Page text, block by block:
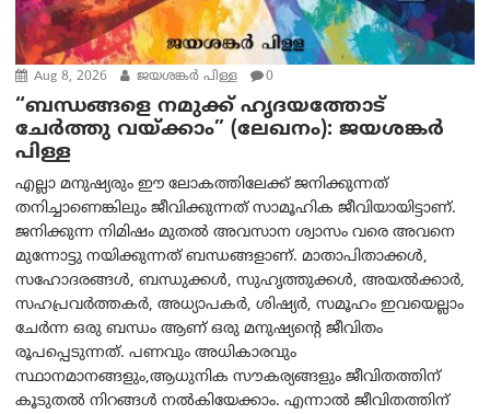
Aug 8, 2026 ജയശങ്കര്‍ പിള്ള 0
“ബന്ധങ്ങളെ നമുക്ക് ഹൃദയത്തോട്
ചേർത്തു വയ്ക്കാം” (ലേഖനം): ജയശങ്കര്‍
പിള്ള
എല്ലാ മനുഷ്യരും ഈ ലോകത്തിലേക്ക് ജനിക്കുന്നത്
തനിച്ചാണെങ്കിലും ജീവിക്കുന്നത് സാമൂഹിക ജീവിയായിട്ടാണ്.
ജനിക്കുന്ന നിമിഷം മുതൽ അവസാന ശ്വാസം വരെ അവനെ
മുന്നോട്ടു നയിക്കുന്നത് ബന്ധങ്ങളാണ്. മാതാപിതാക്കൾ,
സഹോദരങ്ങൾ, ബന്ധുക്കൾ, സുഹൃത്തുക്കൾ, അയൽക്കാർ,
സഹപ്രവർത്തകർ, അധ്യാപകർ, ശിഷ്യർ, സമൂഹം ഇവയെല്ലാം
ചേർന്ന ഒരു ബന്ധം ആണ് ഒരു മനുഷ്യന്റെ ജീവിതം
രൂപപ്പെടുന്നത്. പണവും അധികാരവും
സ്ഥാനമാനങ്ങളും,ആധുനിക സൗകര്യങ്ങളും ജീവിതത്തിന്
കൂടുതൽ നിറങ്ങൾ നൽകിയേക്കാം. എന്നാൽ ജീവിതത്തിന്